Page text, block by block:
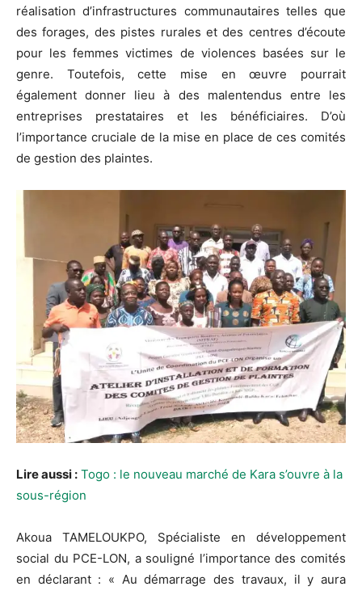
réalisation d’infrastructures communautaires telles que
des forages, des pistes rurales et des centres d’écoute
pour les femmes victimes de violences basées sur le
genre. Toutefois, cette mise en œuvre pourrait
également donner lieu à des malentendus entre les
entreprises prestataires et les bénéficiaires. D’où
l’importance cruciale de la mise en place de ces comités
de gestion des plaintes.
Lire aussi : Togo : le nouveau marché de Kara s’ouvre à la
sous-région
Akoua TAMELOUKPO, Spécialiste en développement
social du PCE-LON, a souligné l’importance des comités
en déclarant : « Au démarrage des travaux, il y aura